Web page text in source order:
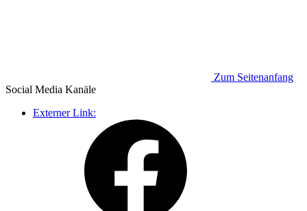
Zum Seitenanfang
Social Media Kanäle
Externer Link: